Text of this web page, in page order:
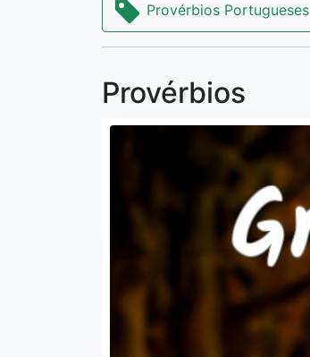
Provérbios Portugueses
Provérbios